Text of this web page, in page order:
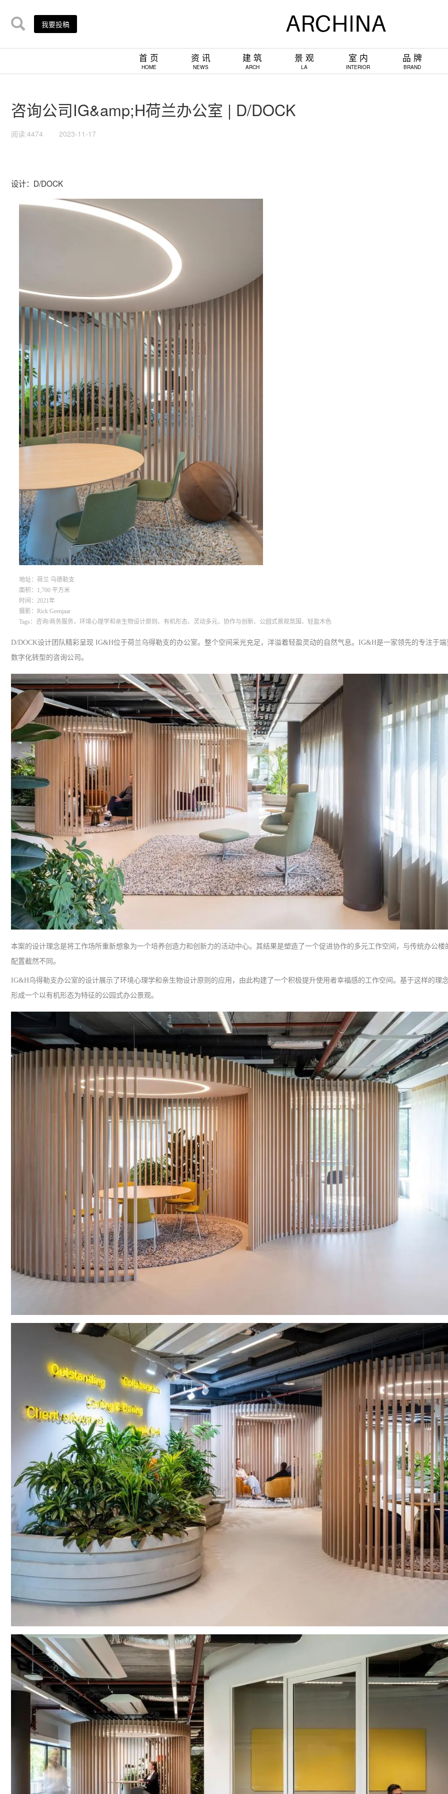
我要投稿
首 页
HOME
资 讯
NEWS
建 筑
ARCH
景 观
LA
室 内
INTERIOR
品 牌
BRAND
咨询公司IG&amp;H荷兰办公室 | D/DOCK
阅读:4474 2023-11-17
设计：D/DOCK
地址：荷兰 乌德勒支
面积：1,700 平方米
时间：2021年
摄影 ：Rick Geenjaar
Tags：咨询/商务服务，环境心理学和亲生物设计原则、有机形态、灵动多元、协作与创新、公园式景观氛围、轻盈木色
D/DOCK设计团队精彩呈现 IG&H位于荷兰乌得勒支的办公室。整个空间采光充足，洋溢着轻盈灵动的自然气息。IG&H是一家领先的专注于端
数字化转型的咨询公司。
本案的设计理念是将工作场所重新想象为一个培养创造力和创新力的活动中心。其结果是塑造了一个促进协作的多元工作空间，与传统办公楼
配置截然不同。
IG&H乌得勒支办公室的设计展示了环境心理学和亲生物设计原则的应用，由此构建了一个积极提升使用者幸福感的工作空间。基于这样的理
形成一个以有机形态为特征的公园式办公景观。